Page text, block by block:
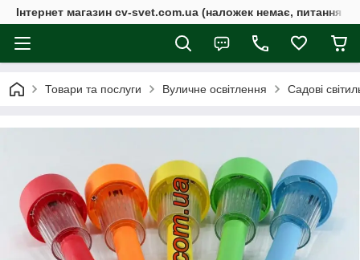
Інтернет магазин cv-svet.com.ua (наложек немає, питання у
Товари та послуги Вуличне освітлення Садові